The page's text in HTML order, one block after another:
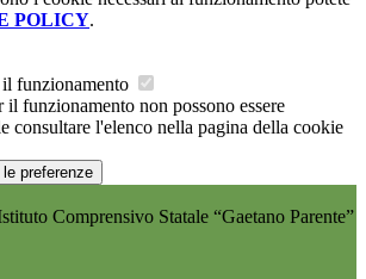
POLICY.
funzionamento
il funzionamento non possono essere
consultare l'elenco nella pagina della cookie
preferenze
Comprensivo Statale “Gaetano Parente”